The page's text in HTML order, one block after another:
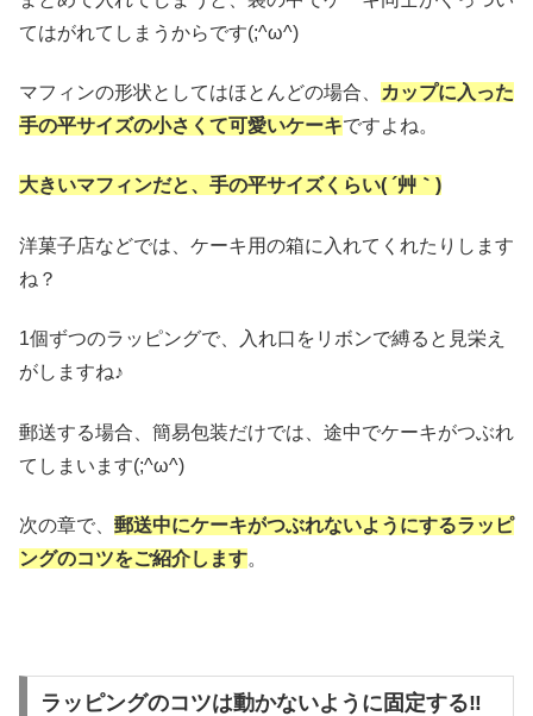
てはがれてしまうからです(;^ω^)
マフィンの形状としてはほとんどの場合、
カップに入った
手の平サイズの小さくて可愛いケーキですよね。
大きいマフィンだと、手の平サイズくらい( ´艸｀)
洋菓子店などでは、ケーキ用の箱に入れてくれたりします
ね？
1個ずつのラッピングで、入れ口をリボンで縛ると見栄え
がしますね♪
郵送する場合、簡易包装だけでは、途中でケーキがつぶれ
てしまいます(;^ω^)
次の章で、 郵送中にケーキがつぶれないようにするラッピ
ングのコツをご紹介します。
ラッピングのコツは動かないように固定する‼